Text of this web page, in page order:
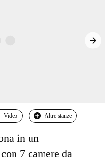
Video Altre stanze
in un
7 camere da